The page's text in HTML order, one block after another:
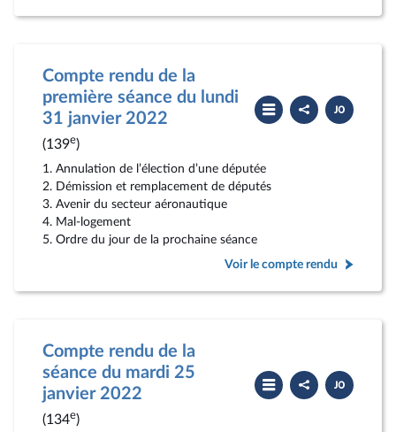
Compte rendu de la
première séance du lundi
31 janvier 2022
(139e)
Partager
le
compte
Télécharger
le
PDF
1. Annulation de l’élection d’une députée
2. Démission et remplacement de députés
3. Avenir du secteur aéronautique
4. Mal-logement
5. Ordre du jour de la prochaine séance
Voir le compte rendu
Compte rendu de la
séance du mardi 25
janvier 2022
(134e)
Partager
le
compte
Télécharger
le
PDF